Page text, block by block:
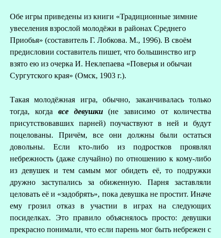
Обе игры приведены из книги «Традиционные зимние
увеселения взрослой молодёжи в районах Среднего
Приобья» (составитель Г. Лобкова. М., 1996). В своём
предисловии составитель пишет, что большинство игр
взято ею из очерка И. Неклепаева «Поверья и обычаи
Сургутского края» (Омск, 1903 г.).
Такая молодёжная игра, обычно, заканчивалась только
тогда, когда все девушки(не зависимо от количества
присутствовавших парней) поучаствуют в ней и будут
поцелованы. Причём, все они должны были остаться
довольны. Если кто-либо из подростков проявлял
небрежность (даже случайно) по отношению к кому-либо
из девушек и тем самым мог обидеть её, то подружки
дружно заступались за обиженную. Парня заставляли
целовать её и «задобрять», пока девушка не простит. Иначе
ему грозил отказ в участии в играх на следующих
посиделках. Это правило объяснялось просто: девушки
прекрасно понимали, что если парень мог быть небрежен с